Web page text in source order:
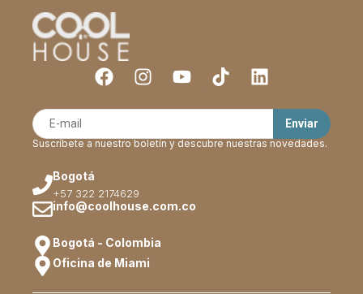
info@coolhouse.com.co
Bogotá
+57 322 2174629
Suscríbete a nuestro boletín y descubre nuestras novedades.
Bogotá - Colombia
Oficina de Miami